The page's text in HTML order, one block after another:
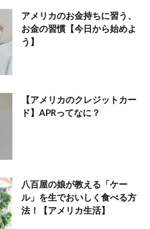
アメリカのお金持ちに習う、
お金の習慣【今日から始めよ
う】
【アメリカのクレジットカー
ド】APRってなに？
八百屋の娘が教える「ケー
ル」を生でおいしく食べる方
法！【アメリカ生活】